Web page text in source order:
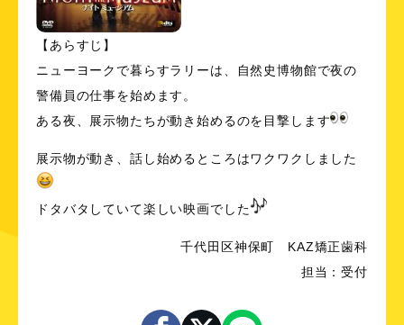
【あらすじ】
ニューヨークで暮らすラリーは、自然史博物館で夜の
警備員の仕事を始めます。
ある夜、展示物たちが動き始めるのを目撃します
展示物が動き、話し始めるところはワクワクしました
ドタバタしていて楽しい映画でした
千代田区神保町 KAZ矯正歯科
担当：受付